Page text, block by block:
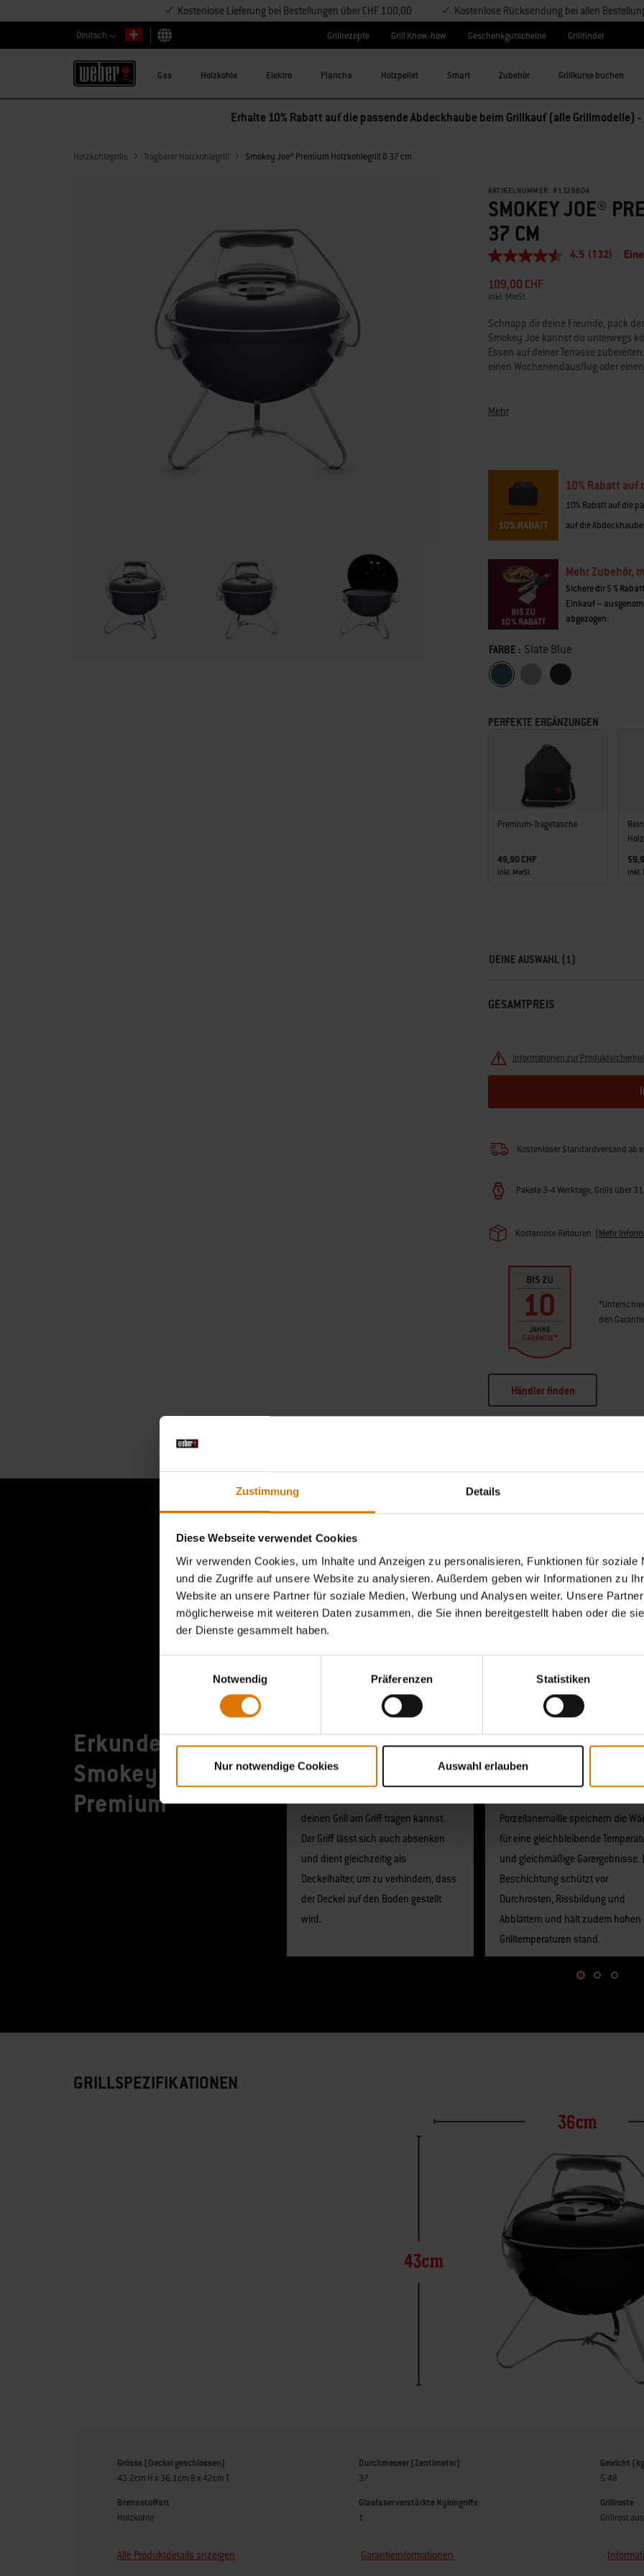
Zustimmung Details
Diese Webseite verwendet Cookies
Wir verwenden Cookies, um Inhalte und Anzeigen zu personalisieren, Funktionen für soziale
und die Zugriffe auf unsere Website zu analysieren. Außerdem geben wir Informationen zu
Website an unsere Partner für soziale Medien, Werbung und Analysen weiter. Unsere
möglicherweise mit weiteren Daten zusammen, die Sie ihnen bereitgestellt haben oder die
der Dienste gesammelt haben.
Notwendig
Präferenzen Statistiken
Nur notwendige Cookies Auswahl erlauben
Kostenlose Lieferung bei Bestellungen über CHF 100,00 Kostenlose Rücksendung bei allen
Deutsch
Land auswählen
Grillrezepte Grill Know-how Geschenkgutscheine Grillfinder
Gas Holzkohle Elektro Plancha Holzpellet Smart Zubehör Grillkurse buchen
Erhalte 10% Rabatt auf die passende Abdeckhaube beim Grillkauf (alle Grillmodelle) -
Holzkohlegrills Tragbarer Holzkohlegrill Smokey Joe® Premium Holzkohlegrill Ø 37 cm
ARTIKELNUMMER: #1126804
SMOKEY JOE®
37 CM
4.5
5
Sternen,
Bewertungswert.
Read
132
Reviews.
Link
4.5 (132)
109,00 CHF
inkl. MwSt.
Schnapp dir deine Freunde, pack
Smokey Joe kannst du unterwegs
Essen auf deiner Terrasse
einen Wochenendausflug oder
Mehr
10% Rabatt
10% Rabatt auf die
auf die
Mehr Zubehör,
Sichere dir 5 %
Einkauf –
abgezogen.
Farbe
FARBE : Slate Blue
Slate BlueSmokeSchwarz
PERFEKTE ERGÄNZUNGEN
Premium-Tragetasche
49,90 CHF
inkl. MwSt. inkl.
DEINE AUSWAHL (1)
GESAMTPREIS
Informationen zur
Kostenloser Standardversand ab
Pakete 3-4 Werktage, Grills über
Kostenlose Retouren (Mehr
den
Händler finden
Erkunde den
Smokey Joe
Premium
Dies ist ein Bannerkarussell für die Produktliste. Verwende die Tasten Weiter und
Deckelverschluss Tuck-
deinen Grill am Griff tragen kannst.
Der Griff lässt sich auch absenken
und dient gleichzeitig als
Deckelhalter, um zu verhindern, dass
der Deckel auf den Boden gestellt
wird.
Hervorragende
Porzellanemaille speichern die
für eine gleichbleibende
und gleichmäßige Garergebnisse.
Beschichtung schützt vor
Durchrosten, Rissbildung und
Abblättern und hält zudem hohen
Grilltemperaturen stand.
GRILLSPEZIFIKATIONEN
Grösse (Deckel geschlossen)
43.2cm H x 36.1cm B x 42cm T
Durchmesser (Zentimeter)
37
Gewicht
5.48
Brennstoffart
Holzkohle
Glasfaserverstärkte Nylongriffe
1
Grillroste
Grillrost
Alle Produktdetails anzeigen Garantieinformationen